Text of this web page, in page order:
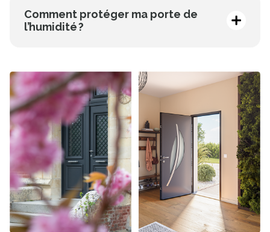
ne pas risquer de créer des problèmes au niveau
des ajustements, de l’isolation ou de la serrure.
Comment protéger ma porte de
l’humidité ?